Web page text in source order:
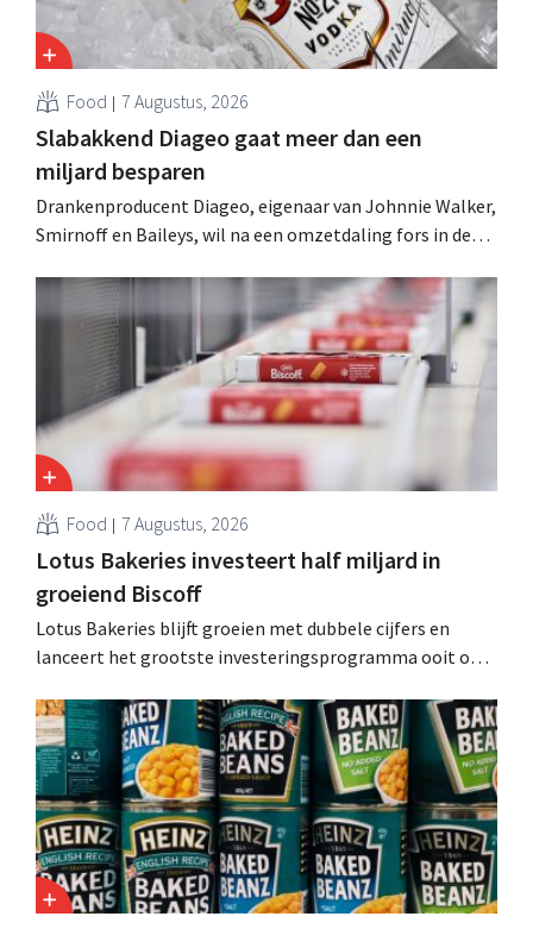
Food 7 Augustus, 2026
Slabakkend Diageo gaat meer dan een
miljard besparen
Drankenproducent Diageo, eigenaar van Johnnie Walker,
Smirnoff en Baileys, wil na een omzetdaling fors in de
andere Guiness en voorgemixte cocktails.
Food 7 Augustus, 2026
Lotus Bakeries investeert half miljard in
groeiend Biscoff
Lotus Bakeries blijft groeien met dubbele cijfers en
lanceert het grootste investeringsprogramma ooit om
moeten dit momentum grijpen”.